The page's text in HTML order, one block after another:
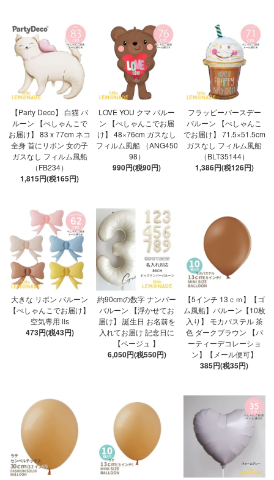
【Party Deco】 白猫 バ
ルーン 【ぺしゃんこで
お届け】 83 x 77cm ネコ
全身 首にリボン 女の子
ガスなし フィルム風船
（FB234）
1,815円(税165円)
LOVE YOU クマ バルー
ン 【ぺしゃんこでお届
け】 48×76cm ガスなし
フィルム風船 （ANG450
98）
990円(税90円)
フラッピーバースデー
バルーン 【ぺしゃんこ
でお届け】 71.5×51.5cm
ガスなし フィルム風船
（BLT35144）
1,386円(税126円)
大きな リボン バルーン
【ぺしゃんこでお届け】
空気専用 lls
473円(税43円)
約90cmの数字 ナンバー
バルーン 【浮かせてお
届け】 誕生日 お名前を
入れてお届け 記念日に
【ベージュ 】
6,050円(税550円)
【5インチ 13ｃｍ】【ゴ
ム風船】バルーン【10枚
入り】 モカパステル 茶
色 ダークブラウン 【パ
ーティーデコレーショ
ン】【メール便可】
385円(税35円)